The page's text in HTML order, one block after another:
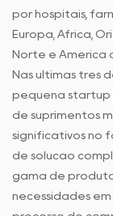
por hospitais,
Europa, África,
Norte e América
Nas últimas três
pequena startup
de suprimentos
significativos no
de solução
gama de
necessidades